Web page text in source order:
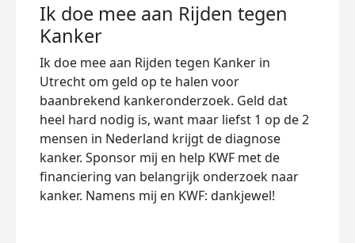
Ik doe mee aan Rijden tegen
Kanker
Ik doe mee aan Rijden tegen Kanker in
Utrecht om geld op te halen voor
baanbrekend kankeronderzoek. Geld dat
heel hard nodig is, want maar liefst 1 op de 2
mensen in Nederland krijgt de diagnose
kanker. Sponsor mij en help KWF met de
financiering van belangrijk onderzoek naar
kanker. Namens mij en KWF: dankjewel!